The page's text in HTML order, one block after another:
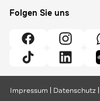
Folgen Sie uns
Impressum Datenschutz